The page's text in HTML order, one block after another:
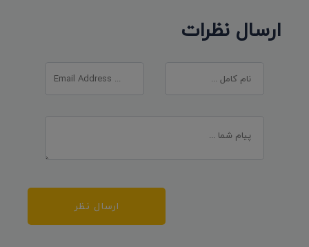
ارسال نظرات
ارسال نظر